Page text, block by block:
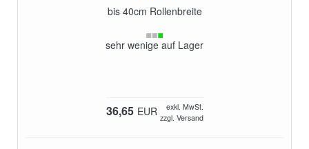
bis 40cm Rollenbreite
sehr wenige auf Lager
36,65 EUR
exkl. MwSt.
zzgl. Versand